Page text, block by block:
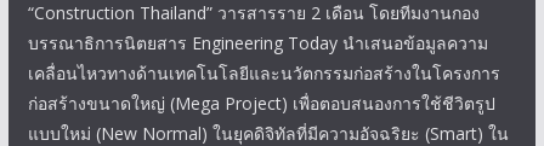
“Construction Thailand” วารสารราย 2 เดือน โดยทีมงานกอง
บรรณาธิการนิตยสาร Engineering Today นำเสนอข้อมูลความ
เคลื่อนไหวทางด้านเทคโนโลยีและนวัตกรรมก่อสร้างในโครงการ
ก่อสร้างขนาดใหญ่ (Mega Project) เพื่อตอบสนองการใช้ชีวิตรูป
แบบใหม่ (New Normal) ในยุคดิจิทัลที่มีความอัจฉริยะ (Smart) ใน